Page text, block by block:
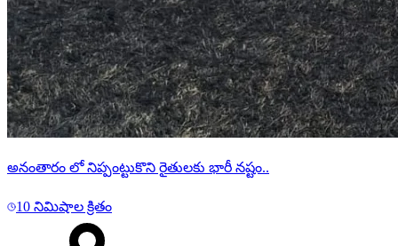
అనంతారం లో నిప్పంట్టుకొని రైతులకు భారీ నష్టం..
10 నిమిషాల క్రితం